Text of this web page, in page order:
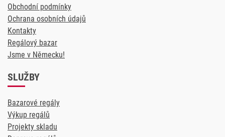
Obchodní podmínky
Ochrana osobních údajů
Kontakty
Regálový bazar
Jsme v Německu!
SLUŽBY
Bazarové regály
Výkup regálů
Projekty skladu